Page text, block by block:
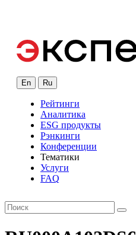
En Ru
Рейтинги
Аналитика
ESG продукты
Рэнкинги
Конференции
Тематики
Услуги
FAQ